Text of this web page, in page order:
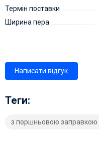
Термін поставки
Ширина пера
Написати відгук
Теги:
з поршньовою заправкою